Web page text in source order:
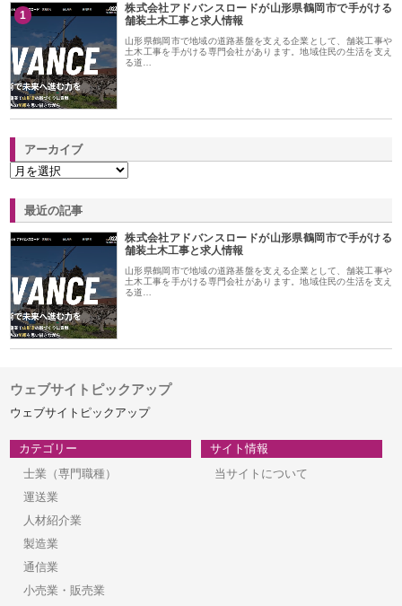
1
株式会社アドバンスロードが山形県鶴岡市で手がける
舗装土木工事と求人情報
山形県鶴岡市で地域の道路基盤を支える企業として、舗装工事や
土木工事を手がける専門会社があります。地域住民の生活を支え
る道…
アーカイブ
最近の記事
株式会社アドバンスロードが山形県鶴岡市で手がける
舗装土木工事と求人情報
山形県鶴岡市で地域の道路基盤を支える企業として、舗装工事や
土木工事を手がける専門会社があります。地域住民の生活を支え
る道…
ウェブサイトピックアップ
ウェブサイトピックアップ
カテゴリー
士業（専門職種）
運送業
人材紹介業
製造業
通信業
小売業・販売業
サイト情報
当サイトについて